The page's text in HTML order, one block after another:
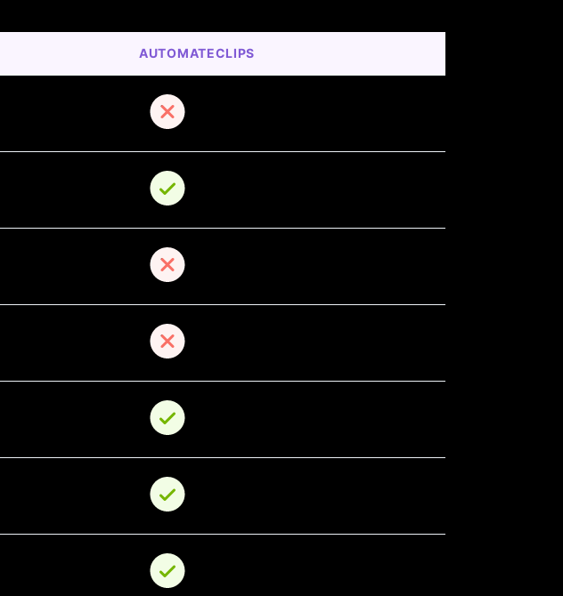
AUTOMATECLIPS